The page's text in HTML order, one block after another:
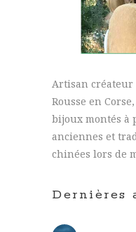
Artisan
Rousse en
bijoux montés à
anciennes et
chinées lors de
Dernières